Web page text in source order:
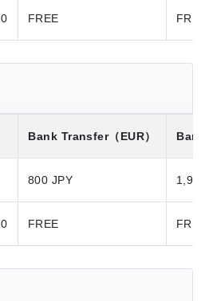
FREE
Bank Transfer（EUR）
800 JPY
FREE